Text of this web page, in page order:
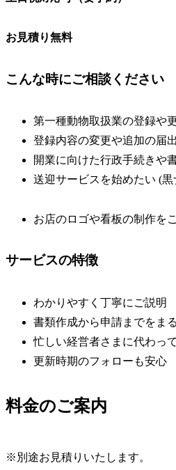
お見積り無料
こんな時にご相談ください
第一種動物取扱業の登録や
登録内容の変更や追加の届出
開業に向けた行政手続きや
送迎サービスを始めたい (
お店のロゴや看板の制作を
サービスの特徴
わかりやすく丁寧にご説明
書類作成から申請までをま
忙しい経営者さまに代わっ
更新時期のフォローも安心
料金のご案内
※別途お見積りいたします。